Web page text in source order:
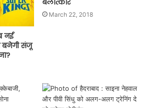
नई
बनेगी संजू
बलात्कार
March 22, 2018